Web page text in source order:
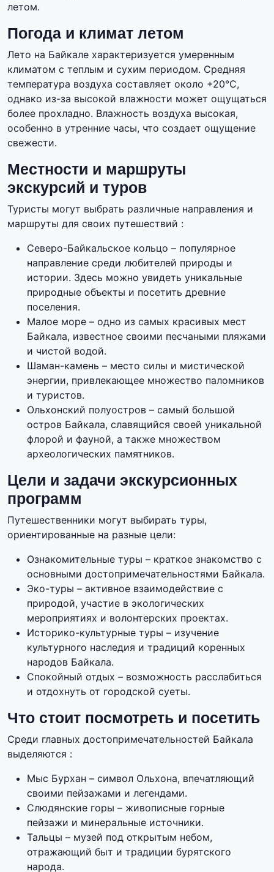
летом.
Погода и климат летом
Лето на Байкале характеризуется умеренным
климатом с теплым и сухим периодом. Средняя
температура воздуха составляет около +20°C,
однако из-за высокой влажности может ощущаться
более прохладно. Влажность воздуха высокая,
особенно в утренние часы, что создает ощущение
свежести.
Местности и маршруты
экскурсий и туров
Туристы могут выбрать различные направления и
маршруты для своих путешествий :
Северо-Байкальское кольцо – популярное
направление среди любителей природы и
истории. Здесь можно увидеть уникальные
природные объекты и посетить древние
поселения.
Малое море – одно из самых красивых мест
Байкала, известное своими песчаными пляжами
и чистой водой.
Шаман-камень – место силы и мистической
энергии, привлекающее множество паломников
и туристов.
Ольхонский полуостров – самый большой
остров Байкала, славящийся своей уникальной
флорой и фауной, а также множеством
археологических памятников.
Цели и задачи экскурсионных
программ
Путешественники могут выбирать туры,
ориентированные на разные цели:
Ознакомительные туры – краткое знакомство с
основными достопримечательностями Байкала.
Эко-туры – активное взаимодействие с
природой, участие в экологических
мероприятиях и волонтерских проектах.
Историко-культурные туры – изучение
культурного наследия и традиций коренных
народов Байкала.
Спокойный отдых – возможность расслабиться
и отдохнуть от городской суеты.
Что стоит посмотреть и посетить
Среди главных достопримечательностей Байкала
выделяются :
Мыс Бурхан – символ Ольхона, впечатляющий
своими пейзажами и легендами.
Слюдянские горы – живописные горные
пейзажи и минеральные источники.
Тальцы – музей под открытым небом,
отражающий быт и традиции бурятского
народа.